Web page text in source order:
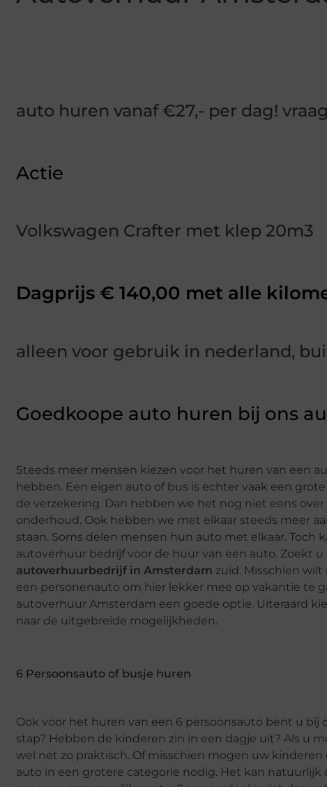
auto huren vanaf €27,- per dag!
Actie
Volkswagen Crafter met klep 20m3
Dagprijs € 140,00 met alle
alleen voor gebruik in nederland,
Goedkoope auto huren bij ons
Steeds meer mensen kiezen voor het huren van een
hebben. Een eigen auto of bus is echter vaak een
de verzekering. Dan hebben we het nog niet eens
onderhoud. Ook hebben we met elkaar steeds meer
staan. Soms delen mensen hun auto met elkaar.
autoverhuur bedrijf voor de huur van een auto. Zoekt
autoverhuurbedrijf in Amsterdam zuid. Misschien
een personenauto om hier lekker mee op vakantie te
autoverhuur Amsterdam een goede optie. Uiteraard
naar de uitgebreide mogelijkheden.
6 Persoonsauto of busje huren
Ook voor het huren van een 6 persoonsauto bent u
stap? Hebben de kinderen zin in een dagje uit? Als u
wel net zo praktisch. Of misschien mogen uw
auto in een grotere categorie nodig. Het kan